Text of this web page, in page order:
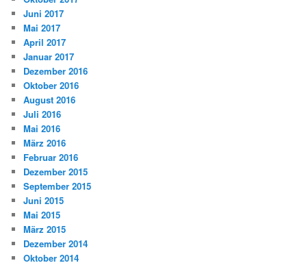
Juni 2017
Mai 2017
April 2017
Januar 2017
Dezember 2016
Oktober 2016
August 2016
Juli 2016
Mai 2016
März 2016
Februar 2016
Dezember 2015
September 2015
Juni 2015
Mai 2015
März 2015
Dezember 2014
Oktober 2014